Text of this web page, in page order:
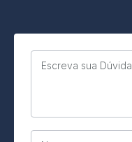
Escreva sua Dúvida